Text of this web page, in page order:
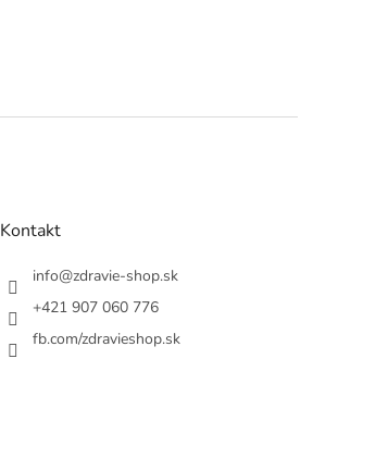
Kontakt
info@zdravie-shop.sk
+421 907 060 776
fb.com/zdravieshop.sk